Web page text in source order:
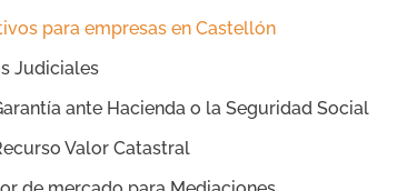
para empresas en Castellón
Judiciales
ante Hacienda o la Seguridad Social
Valor Catastral